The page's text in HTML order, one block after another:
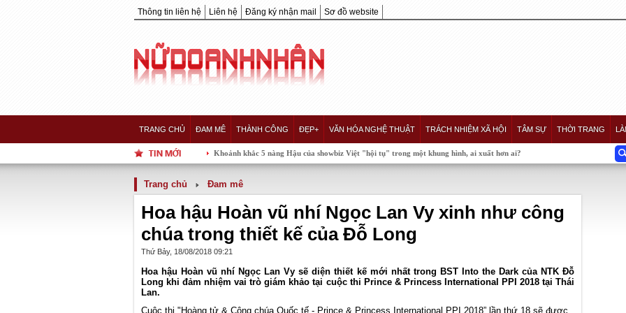
Thông tin liên hệ Liên hệ Đăng ký nhận mail Sơ đồ website
TRANG CHỦ ĐAM MÊ THÀNH CÔNG ĐẸP+ VĂN HÓA NGHỆ THUẬT TRÁCH NHIỆM XÃ HỘI TÂM SỰ THỜI TRANG
Khoảnh khắc 5 nàng Hậu của showbiz Việt "hội tụ" trong một khung hình, ai xuất hơn ai?
Trang chủ Đam mê
Hoa hậu Hoàn vũ nhí Ngọc Lan Vy xinh như công
chúa trong thiết kế của Đỗ Long
Thứ Bảy, 18/08/2018 09:21
Hoa hậu Hoàn vũ nhí Ngọc Lan Vy sẽ diện thiết kế mới nhất trong BST Into the Dark của NTK Đỗ
Long khi đảm nhiệm vai trò giám khảo tại cuộc thi Prince & Princess International PPI 2018 tại Thái
Lan.
Cuộc thi "Hoàng tử & Công chúa Quốc tế - Prince & Princess International PPI 2018” lần thứ 18 sẽ được